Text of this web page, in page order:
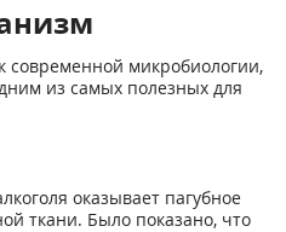
современной микробиологии,
из самых полезных для
оказывает пагубное
ткани. Было показано, что